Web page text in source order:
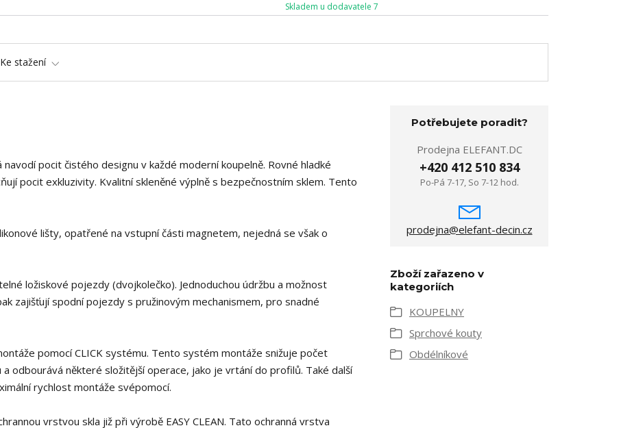
Skladem u dodavatele 7
Ke stažení
pocit čistého designu v každé moderní koupelně. Rovné hladké
pocit exkluzivity. Kvalitní skleněné výplně s bezpečnostním sklem. Tento
lišty, opatřené na vstupní části magnetem, nejedná se však o
ložiskové pojezdy (dvojkolečko). Jednoduchou údržbu a možnost
zajišťují spodní pojezdy s pružinovým mechanismem, pro snadné
pomocí CLICK systému. Tento systém montáže snižuje počet
odbourává některé složitější operace, jako je vrtání do profilů. Také další
rychlost montáže svépomocí.
vrstvou skla již při výrobě EASY CLEAN. Tato ochranná vrstva
Potřebujete poradit?
Prodejna ELEFANT.DC
+420 412 510 834
Po-Pá 7-17, So 7-12 hod.
prodejna@elefant-decin.cz
Zboží zařazeno v
kategoriích
KOUPELNY
Sprchové kouty
Obdélníkové